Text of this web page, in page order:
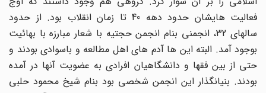
فعالیت هایشان حدود دهه 40 تا زمان انقلاب بود. از حدود
سالهای 32، انجمنی بنام انجمن حجتیه با شعار مبارزه با بهائیت
بوجود آمد. البته این ها آدم های اهل مطالعه و باسوادی بودند و
حتی از بین فقها و دانشگاهیان افرادی به عضویت آنها در آمده
بودند. بنیانگذار این انجمن شخصی بود بنام شیخ محمود حلبی